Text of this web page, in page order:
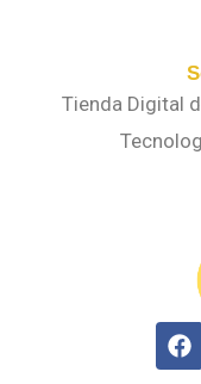
Tienda Digital
F
a